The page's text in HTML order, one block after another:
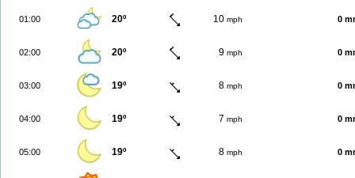
01:00 20º 10 mph 0
02:00 20º 9 mph 0
03:00 19º 8 mph 0
04:00 19º 7 mph 0
05:00 19º 8 mph 0